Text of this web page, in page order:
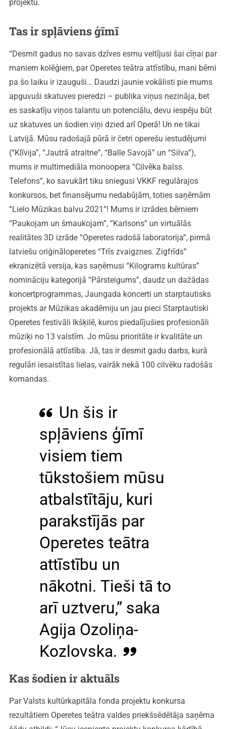
projektu.
Tas ir spļāviens ģīmī
“Desmit gadus no savas dzīves esmu veltījusi šai cīņai par
maniem kolēģiem, par Operetes teātra attīstību, mani bērni
pa šo laiku ir izauguši… Daudzi jaunie vokālisti pie mums
apguvuši skatuves pieredzi – publika viņus nezināja, bet
es saskatīju viņos talantu un potenciālu, devu iespēju būt
uz skatuves un šodien viņi dzied arī Operā! Un ne tikai
Latvijā. Mūsu radošajā pūrā ir četri operešu iestudējumi
(“Klīvija”, “Jautrā atraitne”, “Balle Savojā” un “Silva”),
mums ir multimediāla monoopera “Cilvēka balss.
Telefons”, ko savukārt tiku sniegusi VKKF regulārajos
konkursos, bet finansējumu nedabūjām, toties saņēmām
“Lielo Mūzikas balvu 2021”! Mums ir izrādes bērniem
“Paukojam un šmaukojam”, “Karlsons” un virtuālās
realitātes 3D izrāde “Operetes radošā laboratorija”, pirmā
latviešu oriģināloperetes “Trīs zvaigznes. Zigfrīds”
ekranizētā versija, kas saņēmusi “Kilograms kultūras”
nomināciju kategorijā “Pārsteigums”, daudz un dažādas
koncertprogrammas, Jaungada koncerti un starptautisks
projekts ar Mūzikas akadēmiju un jau pieci Starptautiski
Operetes festivāli Ikšķilē, kuros piedalījušies profesionāli
mūziķi no 13 valstīm. Jo mūsu prioritāte ir kvalitāte un
profesionālā attīstība. Jā, tas ir desmit gadu darbs, kurā
regulāri iesaistītas lielas, vairāk nekā 100 cilvēku radošās
komandas.
Un šis ir
spļāviens ģīmī
visiem tiem
tūkstošiem mūsu
atbalstītāju, kuri
parakstījās par
Operetes teātra
attīstību un
nākotni. Tieši tā to
arī uztveru,” saka
Agija Ozoliņa-
Kozlovska.
Kas šodien ir aktuāls
Par Valsts kultūrkapitāla fonda projektu konkursa
rezultātiem Operetes teātra valdes priekšsēdētāja saņēma